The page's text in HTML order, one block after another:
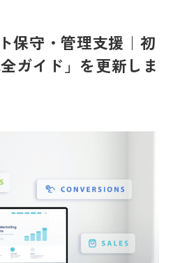
保守・管理支援｜初
ガイド」を更新しま